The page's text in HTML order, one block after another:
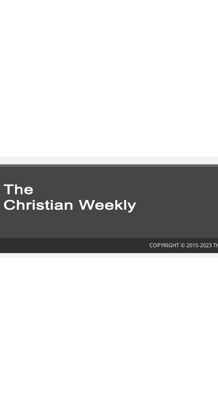
COPYRIGHT © 2015-2023